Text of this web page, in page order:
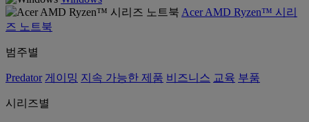
Acer AMD Ryzen™ 시리
즈 노트북
범주별
Predator 게이밍 지속 가능한 제품 비즈니스 교육 부품
시리즈별